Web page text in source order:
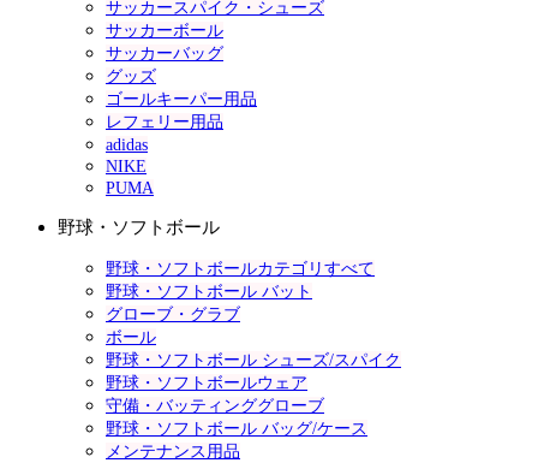
サッカースパイク・シューズ
サッカーボール
サッカーバッグ
グッズ
ゴールキーパー用品
レフェリー用品
adidas
NIKE
PUMA
野球・ソフトボール
野球・ソフトボールカテゴリすべて
野球・ソフトボール バット
グローブ・グラブ
ボール
野球・ソフトボール シューズ/スパイク
野球・ソフトボールウェア
守備・バッティンググローブ
野球・ソフトボール バッグ/ケース
メンテナンス用品